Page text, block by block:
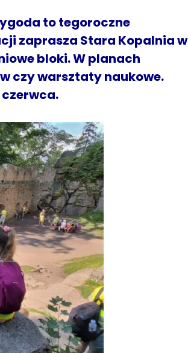
to tegoroczne
zaprasza Stara Kopalnia w
bloki. W planach
czy warsztaty naukowe.
czerwca.